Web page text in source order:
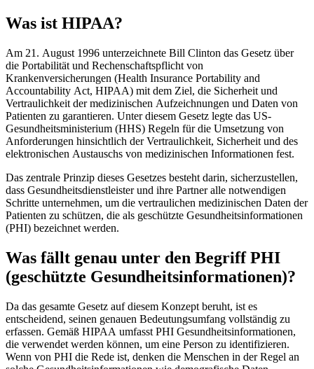
Was ist HIPAA?
Am 21. August 1996 unterzeichnete Bill Clinton das Gesetz über
die Portabilität und Rechenschaftspflicht von
Krankenversicherungen (Health Insurance Portability and
Accountability Act, HIPAA) mit dem Ziel, die Sicherheit und
Vertraulichkeit der medizinischen Aufzeichnungen und Daten von
Patienten zu garantieren. Unter diesem Gesetz legte das US-
Gesundheitsministerium (HHS) Regeln für die Umsetzung von
Anforderungen hinsichtlich der Vertraulichkeit, Sicherheit und des
elektronischen Austauschs von medizinischen Informationen fest.
Das zentrale Prinzip dieses Gesetzes besteht darin, sicherzustellen,
dass Gesundheitsdienstleister und ihre Partner alle notwendigen
Schritte unternehmen, um die vertraulichen medizinischen Daten der
Patienten zu schützen, die als geschützte Gesundheitsinformationen
(PHI) bezeichnet werden.
Was fällt genau unter den Begriff PHI
(geschützte Gesundheitsinformationen)?
Da das gesamte Gesetz auf diesem Konzept beruht, ist es
entscheidend, seinen genauen Bedeutungsumfang vollständig zu
erfassen. Gemäß HIPAA umfasst PHI Gesundheitsinformationen,
die verwendet werden können, um eine Person zu identifizieren.
Wenn von PHI die Rede ist, denken die Menschen in der Regel an